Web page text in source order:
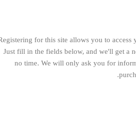
for this site allows you to access
Just fill in the fields below, and we'll get a
no time. We will only ask you for